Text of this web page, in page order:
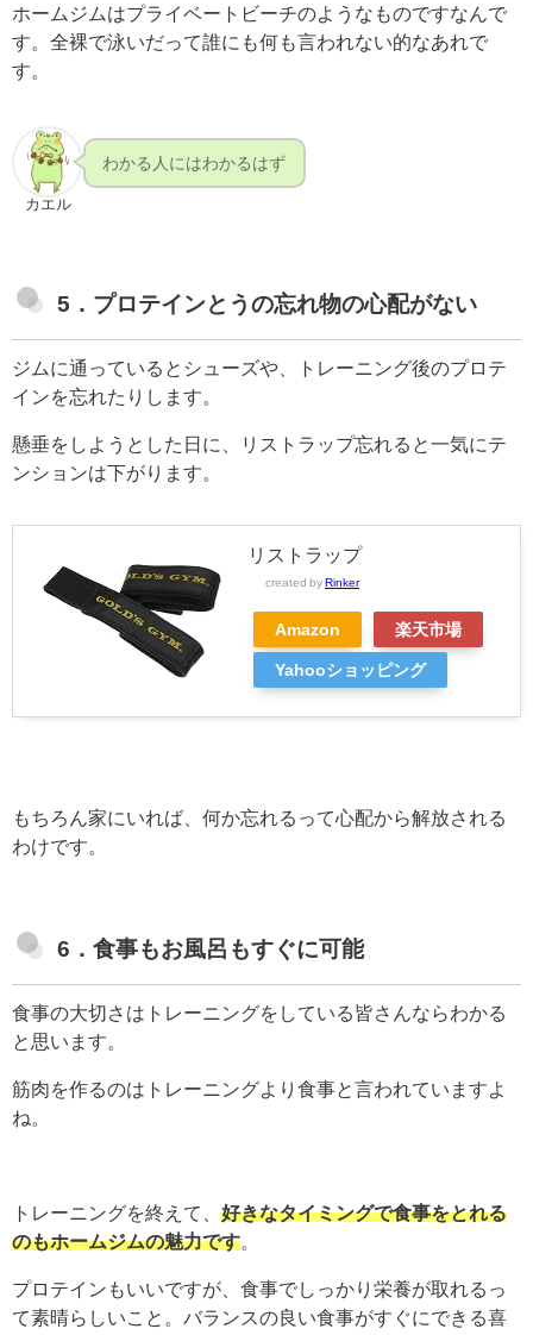
ホームジムはプライベートビーチのようなものですなんで
す。全裸で泳いだって誰にも何も言われない的なあれで
す。
カエル
わかる人にはわかるはず
5．プロテインとうの忘れ物の心配がない
ジムに通っているとシューズや、トレーニング後のプロテ
インを忘れたりします。
懸垂をしようとした日に、リストラップ忘れると一気にテ
ンションは下がります。
リストラップ
created by Rinker
Amazon 楽天市場
Yahooショッピング
もちろん家にいれば、何か忘れるって心配から解放される
わけです。
6．食事もお風呂もすぐに可能
食事の大切さはトレーニングをしている皆さんならわかる
と思います。
筋肉を作るのはトレーニングより食事と言われていますよ
ね。
トレーニングを終えて、 好きなタイミングで食事をとれる
のもホームジムの魅力です
プロテインもいいですが、食事でしっかり栄養が取れるっ
て素晴らしいこと。バランスの良い食事がすぐにできる喜